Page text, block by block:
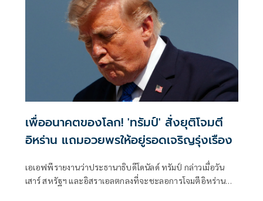
เพื่ออนาคตของโลก! 'ทรัมป์' สั่งยุติโจมตี
อิหร่าน แถมอวยพรให้อยู่รอดเจริญรุ่งเรือง
เอเอฟพีรายงานว่าประธานาธิบดีโดนัลด์ ทรัมป์ กล่าวเมื่อวัน
เสาร์ สหรัฐฯ และอิสราเอลตกลงที่จะชะลอการโจมตีอิหร่าน